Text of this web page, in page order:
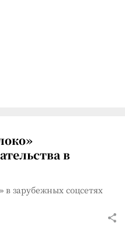
в
зарубежных соцсетях